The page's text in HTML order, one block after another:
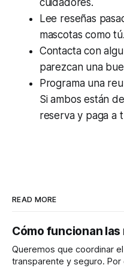
cuidadores.
Lee reseñas
mascotas como tú.
Contacta con
parezcan una
Programa una
Si ambos están
reserva y paga a
READ MORE
Cómo funcionan las
Queremos que coordinar
transparente y seguro.